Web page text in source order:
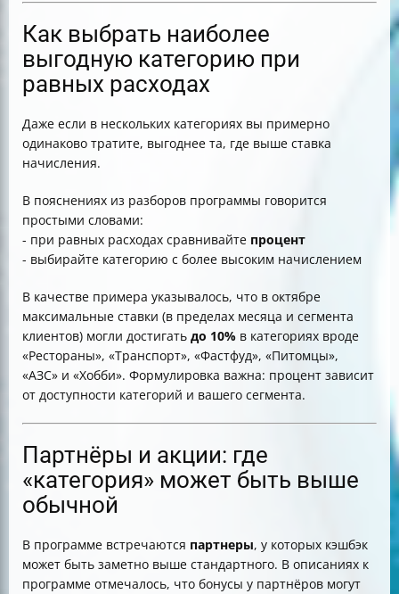
Как выбрать наиболее
выгодную категорию при
равных расходах
Даже если в нескольких категориях вы примерно
одинаково тратите, выгоднее та, где выше ставка
начисления.
В пояснениях из разборов программы говорится
простыми словами:
- при равных расходах сравнивайте процент
- выбирайте категорию с более высоким начислением
В качестве примера указывалось, что в октябре
максимальные ставки (в пределах месяца и сегмента
клиентов) могли достигать до 10% в категориях вроде
«Рестораны», «Транспорт», «Фастфуд», «Питомцы»,
«АЗС» и «Хобби». Формулировка важна: процент зависит
от доступности категорий и вашего сегмента.
Партнёры и акции: где
«категория» может быть выше
обычной
В программе встречаются партнеры, у которых кэшбэк
может быть заметно выше стандартного. В описаниях к
программе отмечалось, что бонусы у партнёров могут